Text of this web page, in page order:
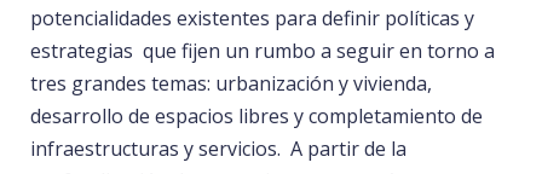
potencialidades existentes para definir políticas y
estrategias que fijen un rumbo a seguir en torno a
tres grandes temas: urbanización y vivienda,
desarrollo de espacios libres y completamiento de
infraestructuras y servicios. A partir de la